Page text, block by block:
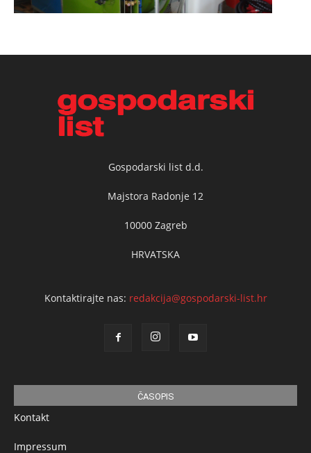
Gospodarski list d.d.
Majstora Radonje 12
10000 Zagreb
HRVATSKA
Kontaktirajte nas: redakcija@gospodarski-list.hr
ČASOPIS
Kontakt
Impressum